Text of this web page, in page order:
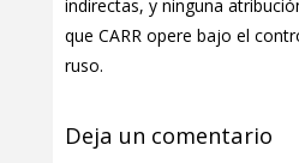
indirectas, y ninguna
que CARR opere bajo el
ruso.
Deja un comentario